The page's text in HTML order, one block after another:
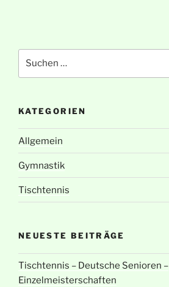
nach:
KATEGORIEN
Allgemein
Gymnastik
Tischtennis
NEUESTE BEITRÄGE
Tischtennis – Deutsche Senioren –
Einzelmeisterschaften